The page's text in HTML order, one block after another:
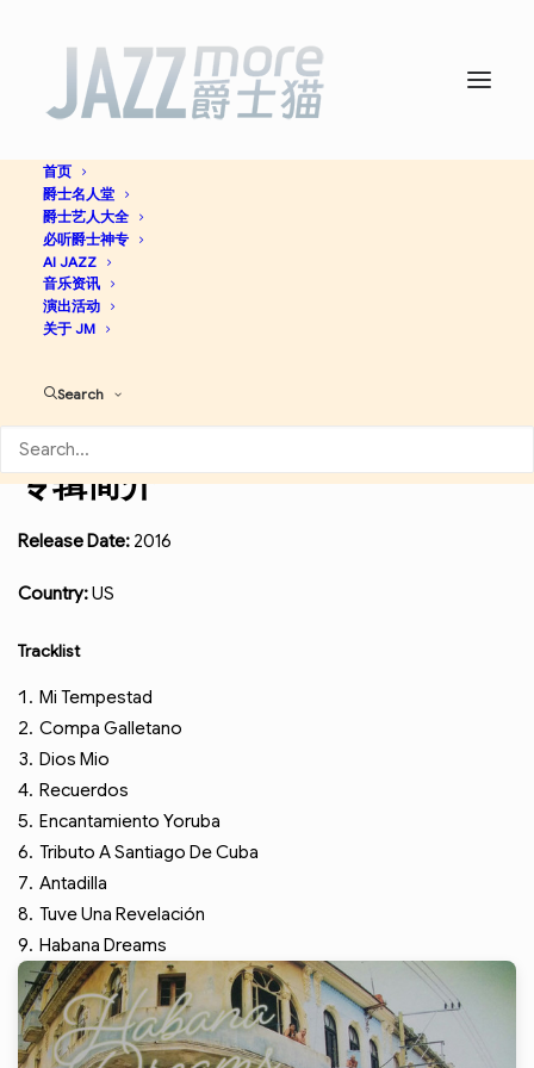
首页
爵士名人堂
爵士艺人大全
必听爵士神专
AI JAZZ
音乐资讯
演出活动
关于 JM
Search
Habana Dreams -
Marsalis
专辑简介
Release Date: 2016
Country:US
Tracklist
Mi Tempestad
Compa Galletano
Dios Mio
Recuerdos
Encantamiento Yoruba
Tributo A Santiago De Cuba
Antadilla
Tuve Una Revelación
Habana Dreams